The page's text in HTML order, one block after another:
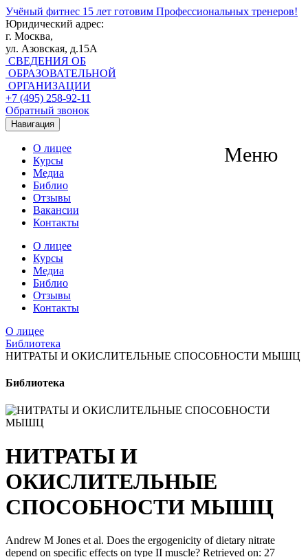
Учёный фитнес 15 лет готовим Профессиональных тренеров!
Юридический адрес:
г. Москва,
ул. Азовская, д.15А
СВЕДЕНИЯ ОБ
ОБРАЗОВАТЕЛЬНОЙ
ОРГАНИЗАЦИИ
+7 (495) 258-92-11
Обратный звонок
Навигация
Меню
О лицее
Курсы
Медиа
Библио
Отзывы
Вакансии
Контакты
О лицее
Курсы
Медиа
Библио
Отзывы
Контакты
О лицее
Библиотека
НИТРАТЫ И ОКИСЛИТЕЛЬНЫЕ СПОСОБНОСТИ МЫШЦ
Библиотека
НИТРАТЫ И
ОКИСЛИТЕЛЬНЫЕ
СПОСОБНОСТИ МЫШЦ
Andrew M Jones et al. Does the ergogenicity of dietary nitrate
depend on specific effects on type II muscle? Retrieved on: 27